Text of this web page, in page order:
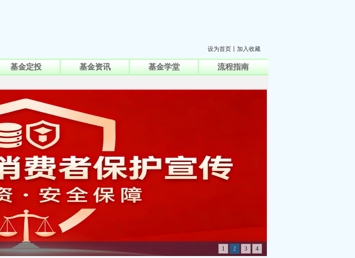
设为首页 加入收藏
基金定投 基金资讯 基金学堂 流程指南
1 2 3 4